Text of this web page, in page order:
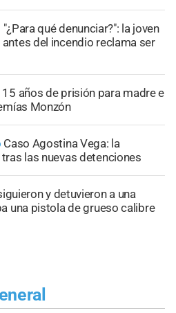
"¿Para qué denunciar?": la joven
del incendio reclama ser
15 años de prisión para madre e
Monzón
Caso Agostina Vega: la
las nuevas detenciones
y detuvieron a una
una pistola de grueso calibre